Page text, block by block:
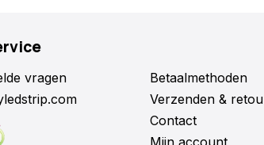
vragen
Betaalmethoden
Verzenden &
Contact
Mijn account